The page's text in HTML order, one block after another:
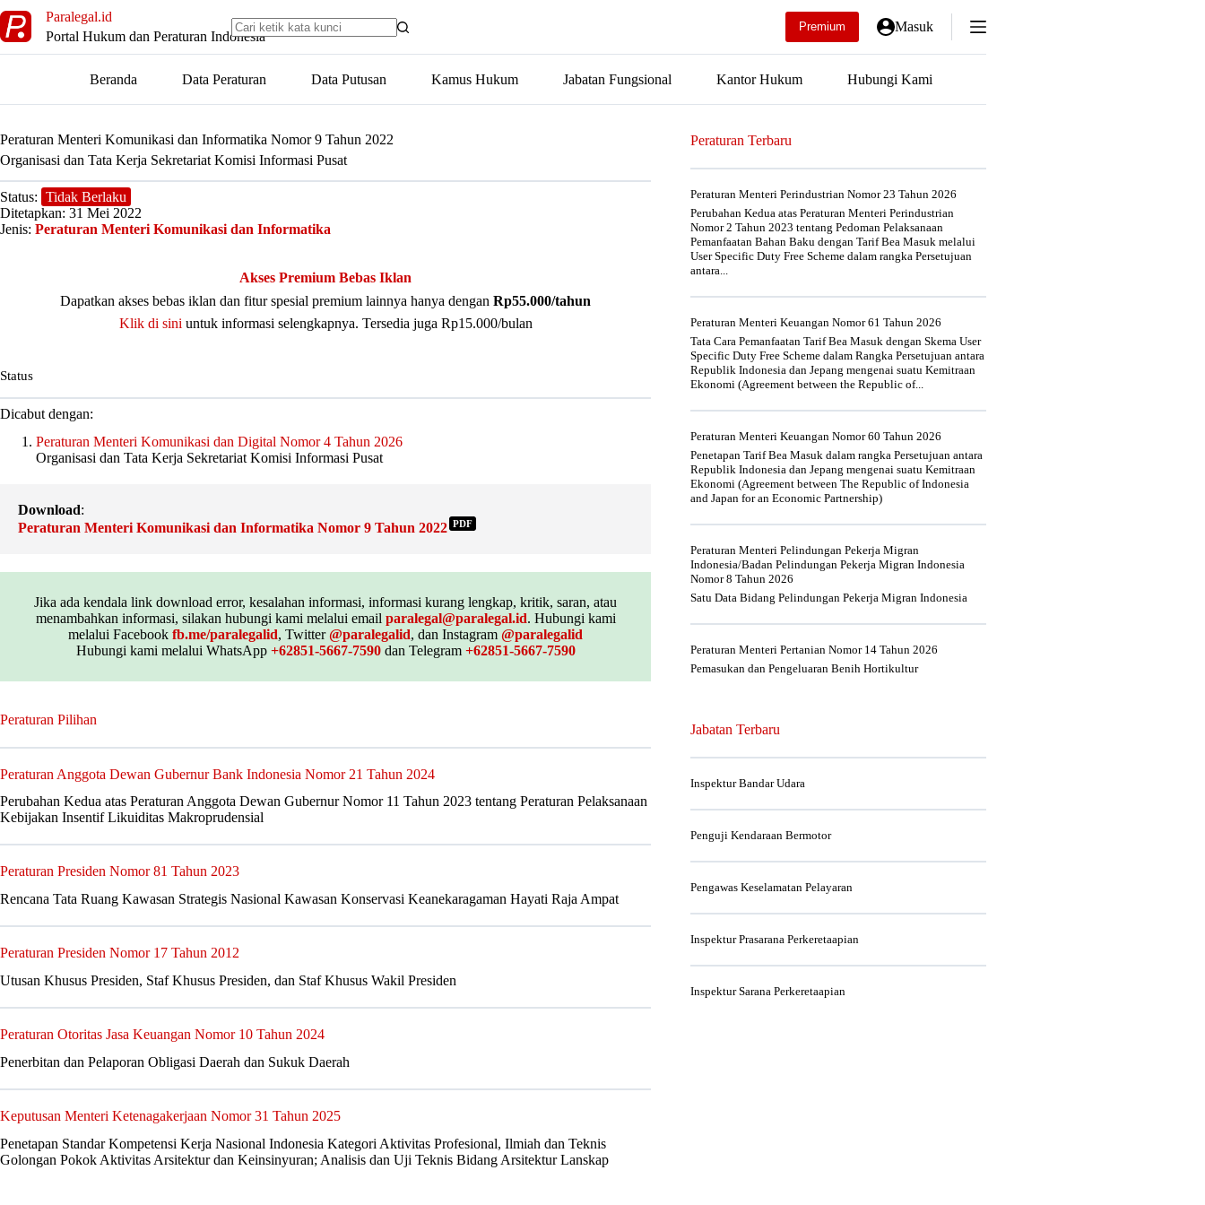
to
content
Paralegal.id
Portal Hukum dan Peraturan Indonesia
Premium Masuk
Beranda Data Peraturan Data Putusan Kamus Hukum Jabatan Fungsional Kantor Hukum Hubungi Kami
Peraturan Menteri Komunikasi dan Informatika Nomor 9 Tahun 2022
Organisasi dan Tata Kerja Sekretariat Komisi Informasi Pusat
Status: Tidak Berlaku
Ditetapkan: 31 Mei 2022
Jenis: Peraturan Menteri Komunikasi dan Informatika
Akses Premium Bebas Iklan
Dapatkan akses bebas iklan dan fitur spesial premium lainnya hanya dengan Rp55.000/tahun
Klik di sini untuk informasi selengkapnya. Tersedia juga Rp15.000/bulan
Status
Dicabut dengan:
Peraturan Menteri Komunikasi dan Digital Nomor 4 Tahun 2026
Organisasi dan Tata Kerja Sekretariat Komisi Informasi Pusat
Download:
Peraturan Menteri Komunikasi dan Informatika Nomor 9 Tahun 2022 PDF
Jika ada kendala link download error, kesalahan informasi, informasi kurang lengkap, kritik, saran, atau
menambahkan informasi, silakan hubungi kami melalui email paralegal@paralegal.id. Hubungi kami
melalui Facebook fb.me/paralegalid, Twitter@paralegalid, dan Instagram @paralegalid
Hubungi kami melalui WhatsApp +62851-5667-7590dan Telegram +62851-5667-7590
Peraturan Pilihan
Peraturan Anggota Dewan Gubernur Bank Indonesia Nomor 21 Tahun 2024
Perubahan Kedua atas Peraturan Anggota Dewan Gubernur Nomor 11 Tahun 2023 tentang Peraturan Pelaksanaan
Kebijakan Insentif Likuiditas Makroprudensial
Peraturan Presiden Nomor 81 Tahun 2023
Rencana Tata Ruang Kawasan Strategis Nasional Kawasan Konservasi Keanekaragaman Hayati Raja Ampat
Peraturan Presiden Nomor 17 Tahun 2012
Utusan Khusus Presiden, Staf Khusus Presiden, dan Staf Khusus Wakil Presiden
Peraturan Otoritas Jasa Keuangan Nomor 10 Tahun 2024
Penerbitan dan Pelaporan Obligasi Daerah dan Sukuk Daerah
Keputusan Menteri Ketenagakerjaan Nomor 31 Tahun 2025
Penetapan Standar Kompetensi Kerja Nasional Indonesia Kategori Aktivitas Profesional, Ilmiah dan Teknis
Golongan Pokok Aktivitas Arsitektur dan Keinsinyuran; Analisis dan Uji Teknis Bidang Arsitektur Lanskap
Peraturan Terbaru
Peraturan Menteri Perindustrian Nomor 23 Tahun 2026
Perubahan Kedua atas Peraturan Menteri Perindustrian
Nomor 2 Tahun 2023 tentang Pedoman Pelaksanaan
Pemanfaatan Bahan Baku dengan Tarif Bea Masuk melalui
User Specific Duty Free Scheme dalam rangka Persetujuan
antara...
Peraturan Menteri Keuangan Nomor 61 Tahun 2026
Tata Cara Pemanfaatan Tarif Bea Masuk dengan Skema User
Specific Duty Free Scheme dalam Rangka Persetujuan antara
Republik Indonesia dan Jepang mengenai suatu Kemitraan
Ekonomi (Agreement between the Republic of...
Peraturan Menteri Keuangan Nomor 60 Tahun 2026
Penetapan Tarif Bea Masuk dalam rangka Persetujuan antara
Republik Indonesia dan Jepang mengenai suatu Kemitraan
Ekonomi (Agreement between The Republic of Indonesia
and Japan for an Economic Partnership)
Peraturan Menteri Pelindungan Pekerja Migran
Indonesia/Badan Pelindungan Pekerja Migran Indonesia
Nomor 8 Tahun 2026
Satu Data Bidang Pelindungan Pekerja Migran Indonesia
Peraturan Menteri Pertanian Nomor 14 Tahun 2026
Pemasukan dan Pengeluaran Benih Hortikultur
Jabatan Terbaru
Inspektur Bandar Udara
Penguji Kendaraan Bermotor
Pengawas Keselamatan Pelayaran
Inspektur Prasarana Perkeretaapian
Inspektur Sarana Perkeretaapian